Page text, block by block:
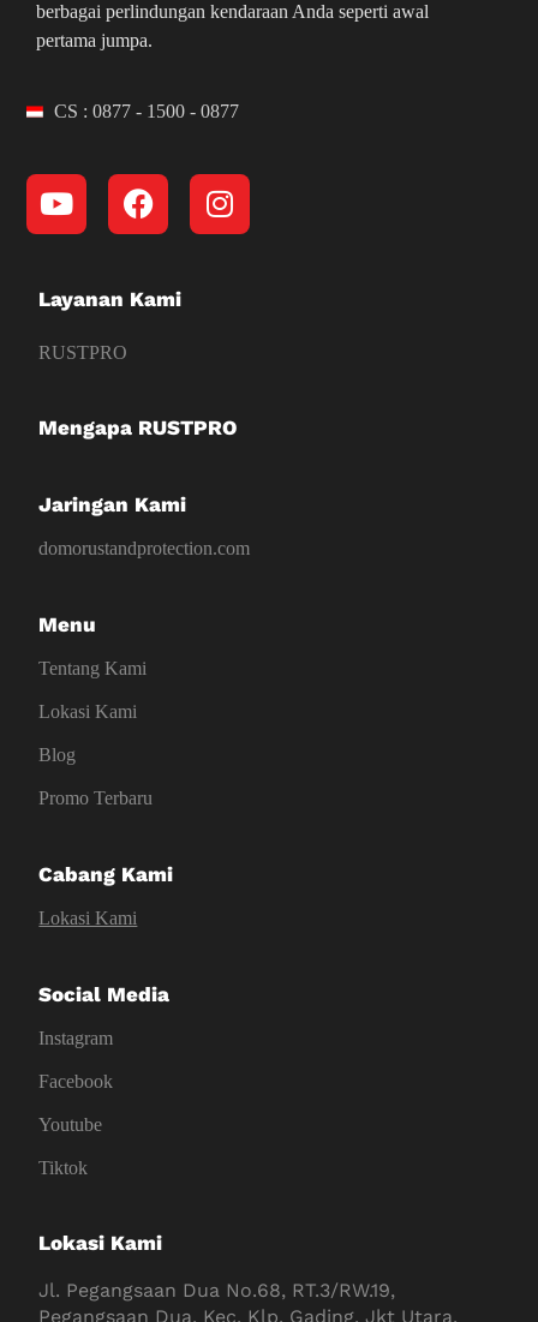
berbagai perlindungan kendaraan Anda seperti awal
pertama jumpa.
CS : 0877 - 1500 - 0877
Layanan Kami
RUSTPRO
Mengapa RUSTPRO
Jaringan Kami
domorustandprotection.com
Menu
Tentang Kami
Lokasi Kami
Blog
Promo Terbaru
Cabang Kami
Lokasi Kami
Social Media
Instagram
Facebook
Youtube
Tiktok
Lokasi Kami
Jl. Pegangsaan Dua No.68, RT.3/RW.19,
Pegangsaan Dua, Kec. Klp. Gading, Jkt Utara,